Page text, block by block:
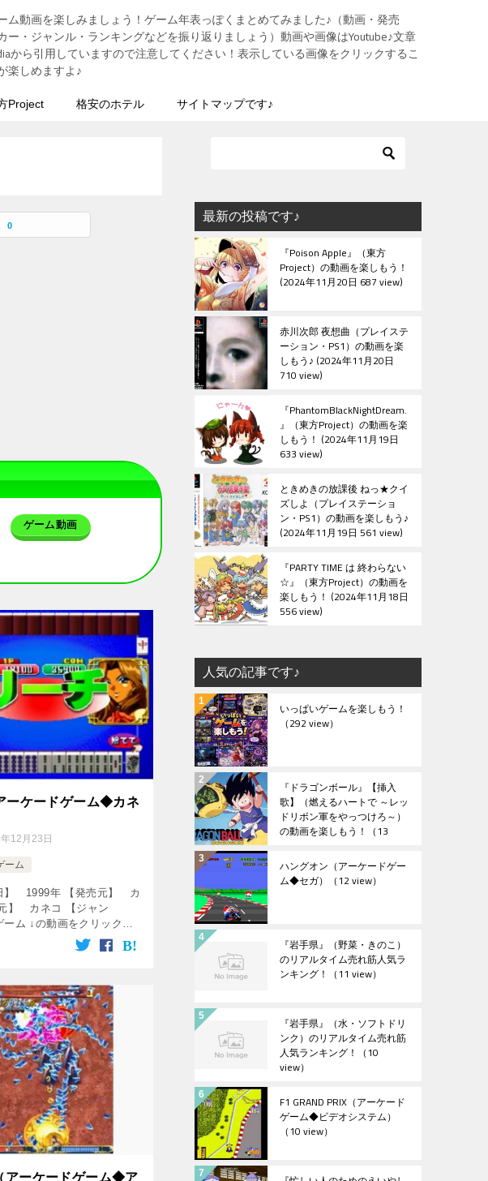
ム動画を楽しみましょう！ゲーム年表っぽくまとめてみました♪（動画・発売
ー・ジャンル・ランキングなどを振り返りましょう）動画や画像はYoutube♪文章
から引用していますので注意してください！表示している画像をクリックするこ
楽しめますよ♪
Project 格安のホテル サイトマップです♪
0
ゲーム動画
ーケードゲーム◆カネ
12月23日
ーム
】 1999年 【発売元】 カ
】 カネコ 【ジャン
ム ↓の動画をクリック！
keywo […]
アーケードゲーム◆ア
最新の投稿です♪
『Poison Apple』（東方
Project）の動画を楽しもう！
2024年11月20日 687 view
赤川次郎 夜想曲（プレイステ
ーション・PS1）の動画を楽
しもう♪ 2024年11月20日
710 view
『PhantomBlackNightDream.
』（東方Project）の動画を楽
しもう！ 2024年11月19日
633 view
ときめきの放課後 ねっ★クイ
ズしよ（プレイステーショ
ン・PS1）の動画を楽しもう♪
2024年11月19日 561 view
『PARTY TIME は 終わらない
☆』（東方Project）の動画を
楽しもう！ 2024年11月18日
556 view
人気の記事です♪
いっぱいゲームを楽しもう！
（292 view）
『ドラゴンボール』【挿入
歌】（燃えるハートで ～レッ
ドリボン軍をやっつけろ～）
の動画を楽しもう！ （13
ハングオン（アーケードゲー
ム◆セガ） （12 view）
『岩手県』（野菜・きのこ）
のリアルタイム売れ筋人気ラ
ンキング！ （11 view）
『岩手県』（水・ソフトドリ
ンク）のリアルタイム売れ筋
人気ランキング！ （10
view）
F1 GRAND PRIX（アーケード
ゲーム◆ビデオシステム）
（10 view）